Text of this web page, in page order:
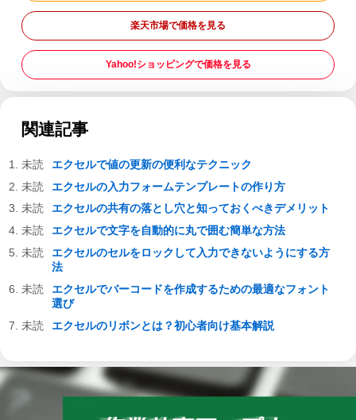
楽天市場で価格を見る
Yahoo!ショッピングで価格を見る
関連記事
エクセルで値の更新の便利なテクニック
エクセルの入力フォームテンプレートの作り方
エクセルの共有の落とし穴と知っておくべきデメリット
エクセルで文字を自動的に丸で囲む簡単な方法
エクセルのセルをロックして入力できないようにする方
法
エクセルでバーコードを作成するための最適なフォント
選び
エクセルのリボンとは？初心者向け基本解説